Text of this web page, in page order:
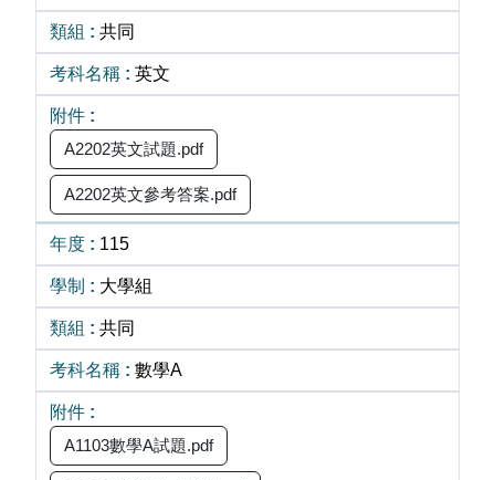
共同
英文
A2202英文試題.pdf
A2202英文參考答案.pdf
115
大學組
共同
數學A
A1103數學A試題.pdf